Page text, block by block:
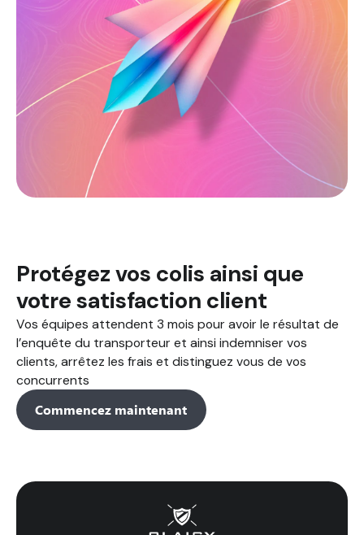
Protégez vos colis ainsi que
votre satisfaction client
Vos équipes attendent 3 mois pour avoir le résultat de
l’enquête du transporteur et ainsi indemniser vos
clients, arrêtez les frais et distinguez vous de vos
concurrents
Commencez maintenant